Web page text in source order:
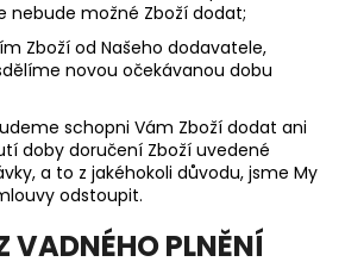
nebude možné Zboží dodat;
Zboží od Našeho dodavatele,
novou očekávanou dobu
schopni Vám Zboží dodat ani
doby doručení Zboží uvedené
a to z jakéhokoli důvodu, jsme My
odstoupit.
VADNÉHO PLNĚNÍ